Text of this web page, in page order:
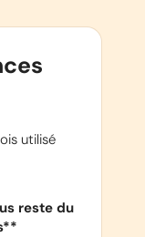
utilisé
reste du